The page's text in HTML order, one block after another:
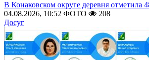
В Конаковском округе деревня отметила
04.08.2026, 10:52 ФОТО
208
Досуг